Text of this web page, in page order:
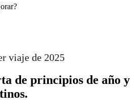
viaje de 2025
de principios de año y